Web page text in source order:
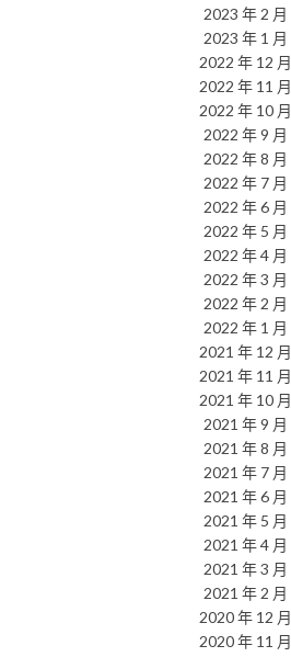
2023 年 2 月
2023 年 1 月
2022 年 12 月
2022 年 11 月
2022 年 10 月
2022 年 9 月
2022 年 8 月
2022 年 7 月
2022 年 6 月
2022 年 5 月
2022 年 4 月
2022 年 3 月
2022 年 2 月
2022 年 1 月
2021 年 12 月
2021 年 11 月
2021 年 10 月
2021 年 9 月
2021 年 8 月
2021 年 7 月
2021 年 6 月
2021 年 5 月
2021 年 4 月
2021 年 3 月
2021 年 2 月
2020 年 12 月
2020 年 11 月